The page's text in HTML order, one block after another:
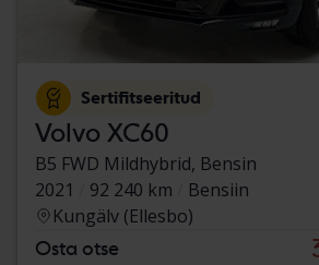
Sertifitseeritud
Volvo XC60
B5 FWD Mildhybrid, Bensin
2021
92 240 km
Bensiin
Kungälv (Ellesbo)
Osta otse